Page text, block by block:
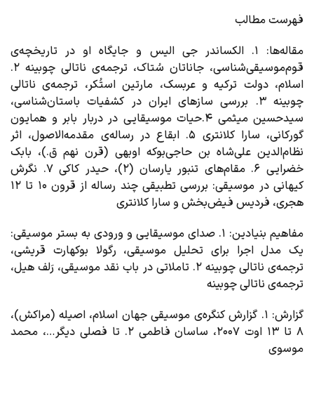
فهرست مطالب
مقاله‌ها
: ۱. الکساندر جی الیس و جایگاه او در تاریخچه‌ی
قوم‌موسیقی‌شناسی، جاناتان سُتاک، ترجمه‌ی ناتالی چوبینه ۲.
اسلام، دولت ترکیه و عربسک، مارتین استُکر، ترجمه‌ی ناتالی
چوبینه ۳. بررسی سازهای ایران در کشفیات باستان‌شناسی،
سیدحسین میثمی ۴.حیات موسیقایی در دربار بابر و همایون
گورکانی، سارا کلانتری ۵. ابقاع در رساله‌ی مقدمه‌الاصول، اثر
نظام‌الدین علی‌شاه بن حاجی‌بوکه اوبهی (قرن نهم ق.)، بابک
خضرایی ۶. مقام‌های تنبور یارسان (۲)، حیدر کاکی ۷. نگرش
کیهانی در موسیقی: بررسی تطبیقی چند رساله از قرون ۱۰ تا ۱۲
هجری، فردیس فیض‌بخش و سارا کلانتری
مفاهیم بنیادین
: ۱. صدای موسیقایی و ورودی به بستر موسیقی:
یک مدل اجرا برای تحلیل موسیقی، رگولا بوکهارت قریشی،
ترجمه‌ی ناتالی چوبینه ۲. تاملاتی در باب نقد موسیقی، رَلف هیل،‌
ترجمه‌ی ناتالی چوبینه
گزارش
: ۱. گزارش کنگره‌ی موسیقی جهان اسلام، اصیله (مراکش)،
۸ تا ۱۳ اوت ۲۰۰۷، ساسان فاطمی ۲. تا فصلی دیگر…، محمد
موسوی